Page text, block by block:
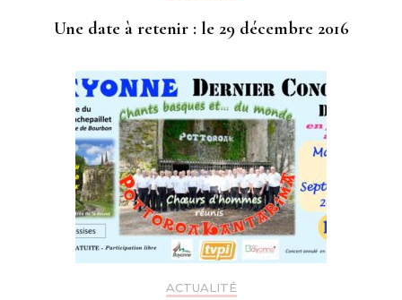
Une date à retenir : le 29 décembre 2016
ACTUALITÉ